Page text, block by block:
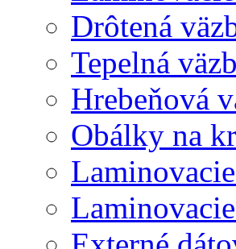
Drôtená
Tepelná
Hrebeňová
Obálky na